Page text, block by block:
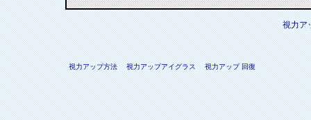
視力ア
視力アップ方法 視力アップアイグラス 視力アップ 回復